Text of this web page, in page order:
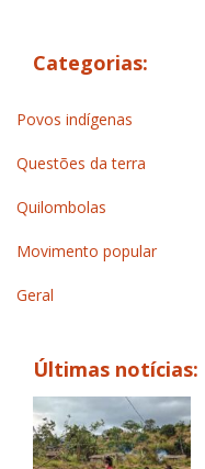
Categorias:
Povos indígenas
Questões da terra
Quilombolas
Movimento popular
Geral
Últimas notícias: